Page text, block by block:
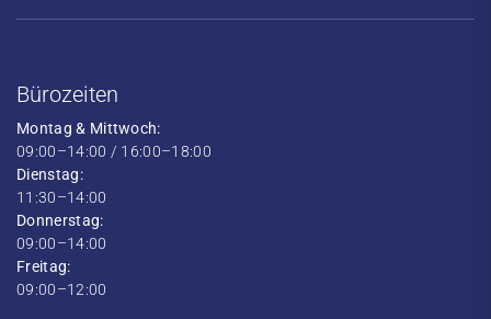
Bürozeiten
Montag & Mittwoch:
09:00–14:00 / 16:00–18:00
Dienstag:
11:30–14:00
Donnerstag:
09:00–14:00
Freitag:
09:00–12:00